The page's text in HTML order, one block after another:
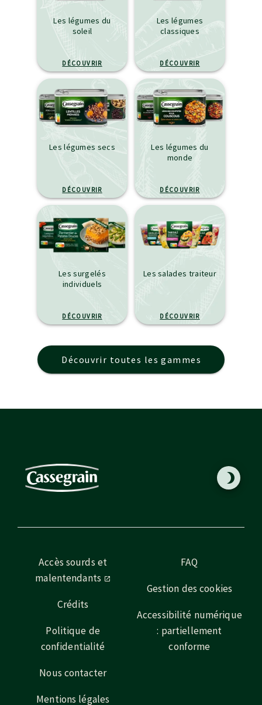
Les légumes du
soleil
DÉCOUVRIR
Les légumes
classiques
DÉCOUVRIR
Les légumes secs
DÉCOUVRIR
Les légumes du
monde
DÉCOUVRIR
Les surgelés
individuels
DÉCOUVRIR
Les salades traiteur
DÉCOUVRIR
Découvrir toutes les gammes
Accès sourds et
malentendants
Crédits
Politique de
confidentialité
Nous contacter
Mentions légales
FAQ
Gestion des cookies
Accessibilité numérique
: partiellement
conforme